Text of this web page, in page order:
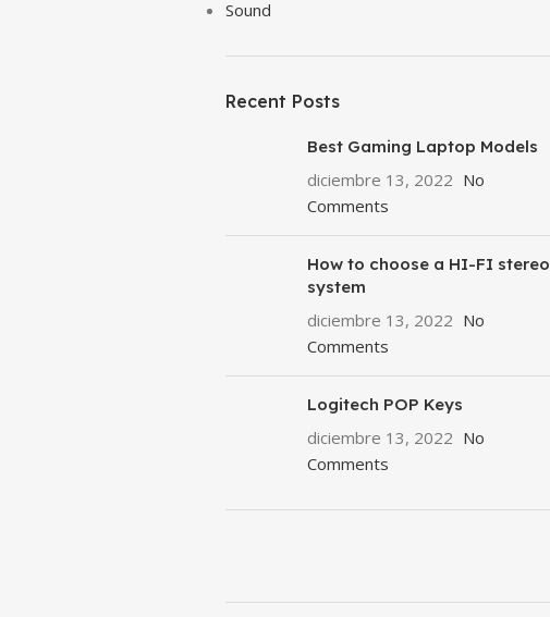
Sound
Recent Posts
Best Gaming Laptop Models
diciembre 13, 2022 No
Comments
How to choose a HI-FI stereo
system
diciembre 13, 2022 No
Comments
Logitech POP Keys
diciembre 13, 2022 No
Comments